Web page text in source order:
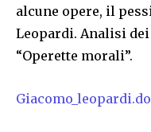
alcune opere, il
Leopardi. Analisi
“Operette morali”.